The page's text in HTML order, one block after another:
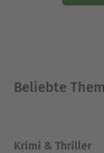
Beliebte
Krimi & Thriller